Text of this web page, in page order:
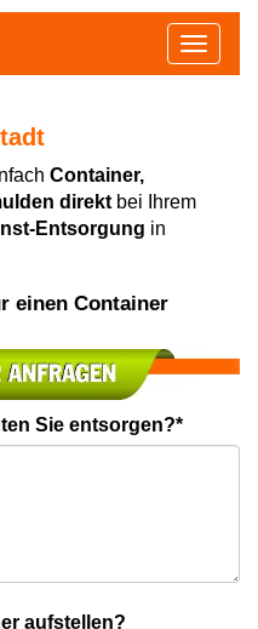
Toggle
Container,
direkt bei Ihrem
Entsorgung in
einen Container
Sie entsorgen?*
aufstellen?